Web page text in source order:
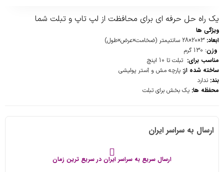
یک راه حل حرفه ای برای محافظت از لپ تاپ و تبلت شما
ویژگی ها
ابعاد:
وزن: 130 گرم
مناسب برای: تبلت تا 10 اینچ
ساخته شده از: پارچه مش و آستر پولیشی
بند: ندارد
محفظه ها: یک بخش برای تبلت
ارسال به سراسر ایران
ارسال سریع به سراسر ایران در سریع ترین زمان